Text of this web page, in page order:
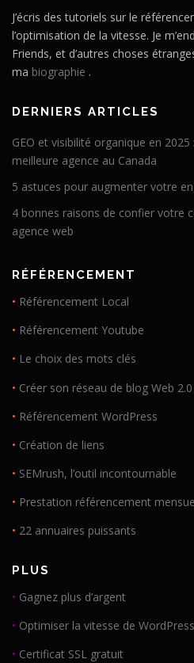
J’écris des tutoriels sur le
l’optimisation de la vitesse. Je
Friends, et d’autres choses
ma biographie .
DERNIERS ARTICLES
GEO et visibilité organique en
meilleure agence au Canada
5 astuces pour augmenter votre
4 bonnes raisons de confier votre
agence web
RÉFÉRENCEMENT
• Référencement Local
• Référencement Youtube
• Le choix des mots clés
• Créer son réseau de blog Web 2.0
• Référencement WordPress
• Création de liens
• SEMrush, l’outil incontournable
• Prestation référencement
• 22 annuaires puissants
PLUS
• Gagnez plus d’argent
• Optimiser la vitesse de WordPress
• Certificat SSL gratuit